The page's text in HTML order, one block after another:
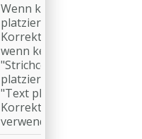
Wenn keine "Inhalte
platzieren"-
Korrekturen ODER
wenn keine
"Strichcode
platzieren"- oder
"Text platzieren"-
Korrekturen
verwendet werden